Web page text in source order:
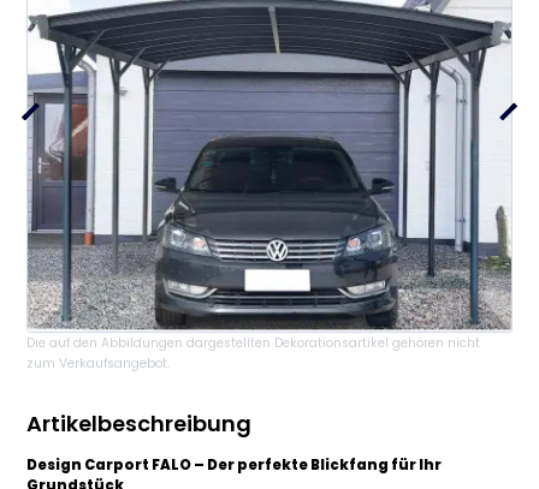
Die auf den Abbildungen dargestellten Dekorationsartikel gehören nicht
zum Verkaufsangebot.
Artikelbeschreibung
Design Carport FALO – Der perfekte Blickfang für Ihr